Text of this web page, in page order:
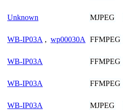
Unknown MJPEG
WB-IP03A , wp00030A FFMPEG
WB-IP03A FFMPEG
WB-IP03A FFMPEG
WB-IP03A MJPEG